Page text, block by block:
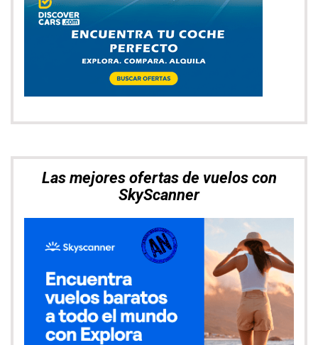
Muévete por Asia con total libertad